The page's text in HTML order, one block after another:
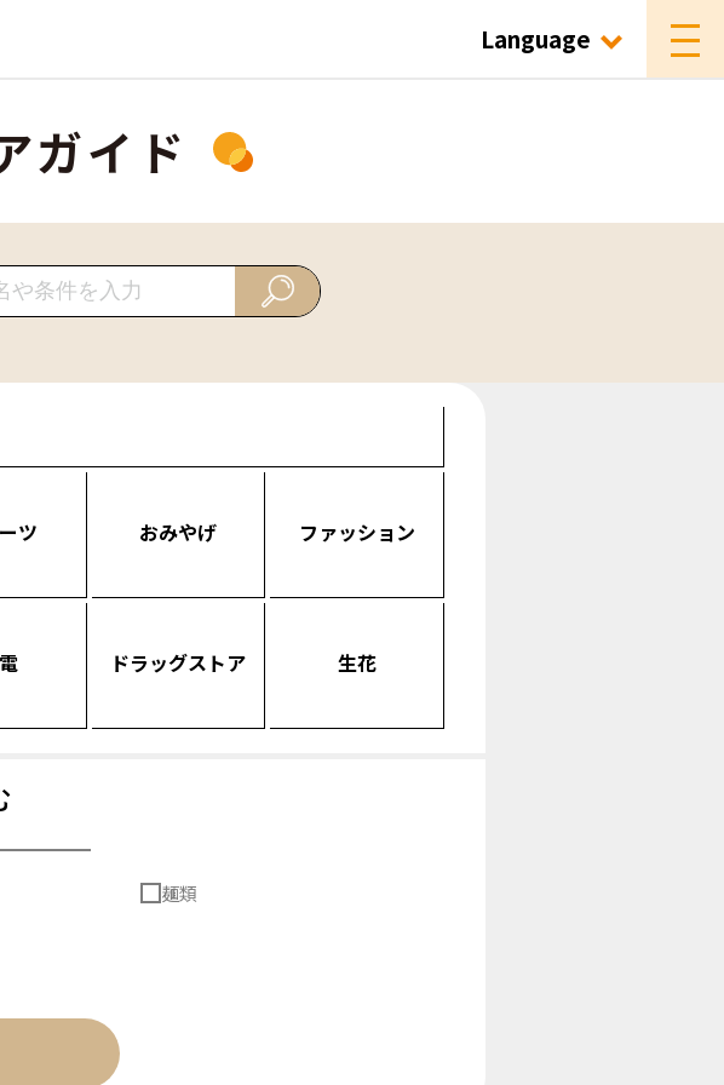
Language
ガイド
ツ おみやげ ファッション
ドラッグストア 生花
麺類